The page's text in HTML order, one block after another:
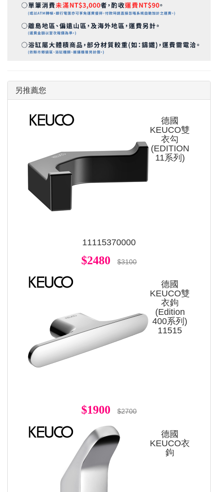
另推薦您
德國
KEUCO雙
衣勾
(EDITION
11系列)
11115370000
$2480 $3100
德國
KEUCO雙
衣鉤
(Edition
400系列)
11515
$1900 $2700
德國
KEUCO衣
鉤